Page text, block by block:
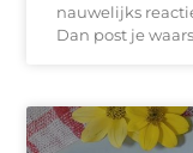
nauwelijks
Dan post je